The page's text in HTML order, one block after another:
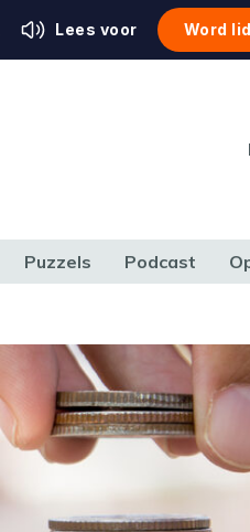
Lees voor Word
Puzzels Podcast